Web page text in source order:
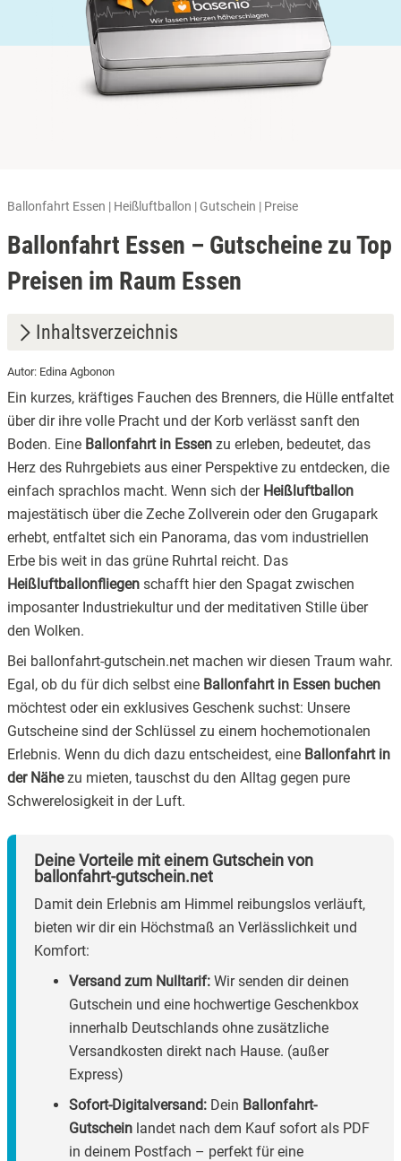
Ballonfahrt Essen | Heißluftballon | Gutschein | Preise
Ballonfahrt Essen – Gutscheine zu Top
Preisen im Raum Essen
Inhaltsverzeichnis
1. Die Faszination Essen: Industriekultur und Ruhrpott-
Panorama
2. Unsere Optionen im Ruhrgebiet: Wähle dein Abenteuer.
2.1 Klassische Ballonfahrt:
2.2 Ballonfahrt für zwei:
2.3
3. Was du wissen musst: Voraussetzungen für deine
Ballonfahrt
Autor: Edina Agbonon
Ein kurzes, kräftiges Fauchen des Brenners, die Hülle entfaltet
über dir ihre volle Pracht und der Korb verlässt sanft den
Boden. Eine Ballonfahrt in Essen zu erleben, bedeutet, das
Herz des Ruhrgebiets aus einer Perspektive zu entdecken, die
einfach sprachlos macht. Wenn sich der Heißluftballon
majestätisch über die Zeche Zollverein oder den Grugapark
erhebt, entfaltet sich ein Panorama, das vom industriellen
Erbe bis weit in das grüne Ruhrtal reicht. Das
Heißluftballonfliegen schafft hier den Spagat zwischen
imposanter Industriekultur und der meditativen Stille über
den Wolken.
Bei ballonfahrt-gutschein.net machen wir diesen Traum wahr.
Egal, ob du für dich selbst eine Ballonfahrt in Essen buchen
möchtest oder ein exklusives Geschenk suchst: Unsere
Gutscheine sind der Schlüssel zu einem hochemotionalen
Erlebnis. Wenn du dich dazu entscheidest, eine Ballonfahrt in
der Nähezu mieten, tauschst du den Alltag gegen pure
Schwerelosigkeit in der Luft.
Deine Vorteile mit einem Gutschein von
ballonfahrt-gutschein.net
Damit dein Erlebnis am Himmel reibungslos verläuft,
bieten wir dir ein Höchstmaß an Verlässlichkeit und
Komfort:
Versand zum Nulltarif: Wir senden dir deinen
Gutschein und eine hochwertige Geschenkbox
innerhalb Deutschlands ohne zusätzliche
Versandkosten direkt nach Hause. (außer
Express)
Sofort-Digitalversand: Dein Ballonfahrt-
Gutschein landet nach dem Kauf sofort als PDF
in deinem Postfach – perfekt für eine